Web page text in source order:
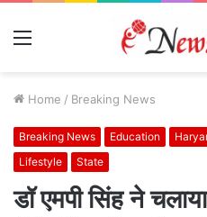
Menu
Home / Breaking News
Breaking News Education
Lifestyle
State
डॉ एमपी सिंह ने